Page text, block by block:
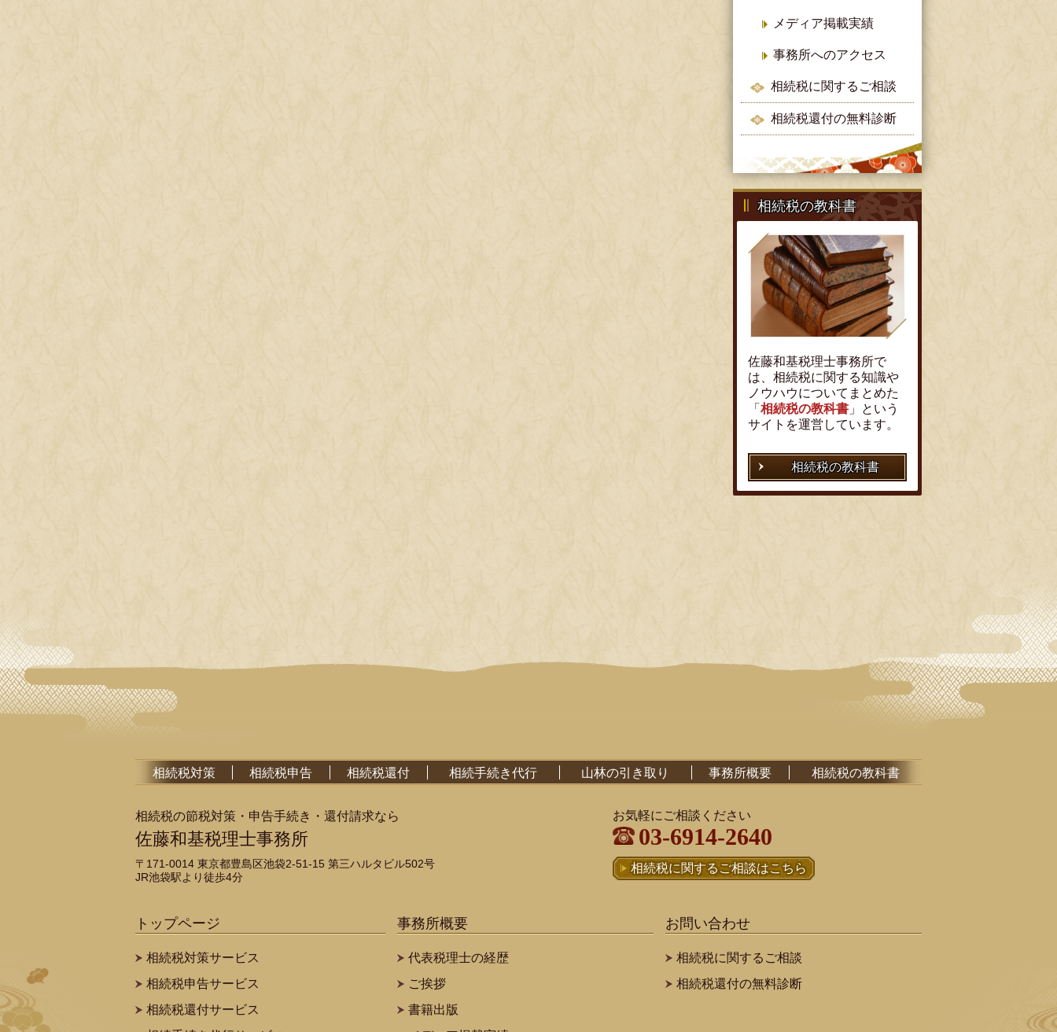
メディア掲載実績
事務所へのアクセス
相続税に関するご相談
相続税還付の無料診断
相続税の教科書
佐藤和基税理士事務所で
は、相続税に関する知識や
ノウハウについてまとめた
「 相続税の教科書 」という
サイトを運営しています。
相続税の教科書
相続税対策 相続税申告 相続税還付 相続手続き代行 山林の引き取り 事務所概要 相続税の教科書
相続税の節税対策・申告手続き・還付請求なら
佐藤和基税理士事務所
〒171-0014 東京都豊島区池袋2-51-15 第三ハルタビル502号
JR池袋駅より徒歩4分
お気軽にご相談ください
03-6914-2640
相続税に関するご相談はこちら
トップページ
相続税対策サービス
相続税申告サービス
相続税還付サービス
事務所概要
代表税理士の経歴
ご挨拶
書籍出版
お問い合わせ
相続税に関するご相談
相続税還付の無料診断